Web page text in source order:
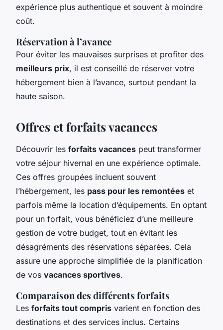
expérience plus authentique et souvent à moindre
coût.
Réservation à l’avance
Pour éviter les mauvaises surprises et profiter des
meilleurs prix, il est conseillé de réserver votre
hébergement bien à l’avance, surtout pendant la
haute saison.
Offres et forfaits vacances
Découvrir les forfaits vacances peut transformer
votre séjour hivernal en une expérience optimale.
Ces offres groupées incluent souvent
l’hébergement, les pass pour les remontées et
parfois même la location d’équipements. En optant
pour un forfait, vous bénéficiez d’une meilleure
gestion de votre budget, tout en évitant les
désagréments des réservations séparées. Cela
assure une approche simplifiée de la planification
de vos vacances sportives.
Comparaison des différents forfaits
Les forfaits tout compris varient en fonction des
destinations et des services inclus. Certains